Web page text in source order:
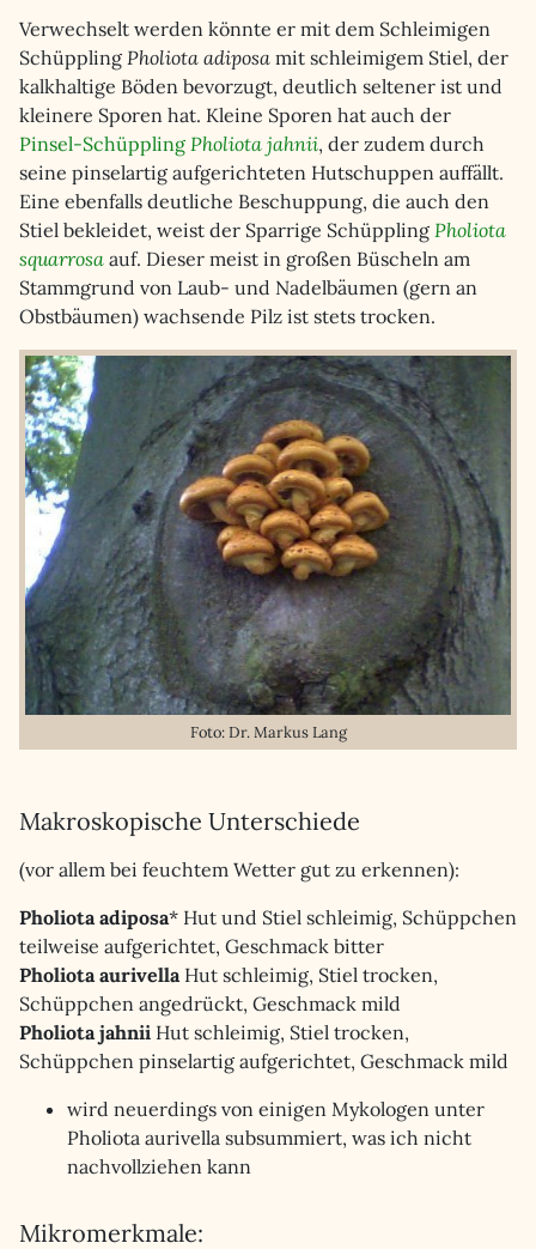
Verwechselt werden könnte er mit dem Schleimigen
Schüppling Pholiota adiposa mit schleimigem Stiel, der
kalkhaltige Böden bevorzugt, deutlich seltener ist und
kleinere Sporen hat. Kleine Sporen hat auch der
Pinsel-Schüppling Pholiota jahnii, der zudem durch
seine pinselartig aufgerichteten Hutschuppen auffällt.
Eine ebenfalls deutliche Beschuppung, die auch den
Stiel bekleidet, weist der Sparrige Schüppling Pholiota
squarrosa auf. Dieser meist in großen Büscheln am
Stammgrund von Laub- und Nadelbäumen (gern an
Obstbäumen) wachsende Pilz ist stets trocken.
Foto: Dr. Markus Lang
Makroskopische Unterschiede
(vor allem bei feuchtem Wetter gut zu erkennen):
Pholiota adiposa* Hut und Stiel schleimig, Schüppchen
teilweise aufgerichtet, Geschmack bitter
Pholiota aurivellaHut schleimig, Stiel trocken,
Schüppchen angedrückt, Geschmack mild
Pholiota jahnii Hut schleimig, Stiel trocken,
Schüppchen pinselartig aufgerichtet, Geschmack mild
wird neuerdings von einigen Mykologen unter
Pholiota aurivella subsummiert, was ich nicht
nachvollziehen kann
Mikromerkmale: